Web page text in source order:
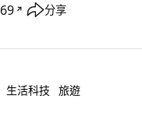
69 ↗ 分享
生活科技 旅遊